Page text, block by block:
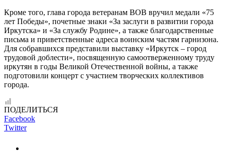
Кроме того, глава города ветеранам ВОВ вручил медали «75
лет Победы», почетные знаки «За заслуги в развитии города
Иркутска» и «За службу Родине», а также благодарственные
письма и приветственные адреса воинским частям гарнизона.
Для собравшихся представили выставку «Иркутск – город
трудовой доблести», посвященную самоотверженному труду
иркутян в годы Великой Отечественной войны, а также
подготовили концерт с участием творческих коллективов
города.
ПОДЕЛИТЬСЯ
Facebook
Twitter